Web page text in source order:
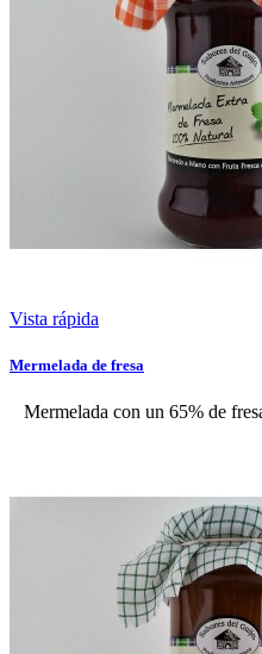
Vista rápida
Mermelada de fresa
Mermelada con un 65% de